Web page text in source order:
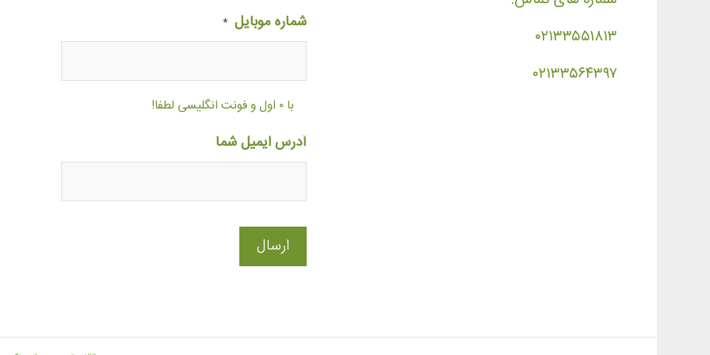
۰۲۱۳۳۵۵۱۸۱۳
۰۲۱۳۳۵۶۴۳۹۷
شماره موبایل *
با ۰ اول و فونت انگلیسی لطفا!
آدرس ایمیل شما